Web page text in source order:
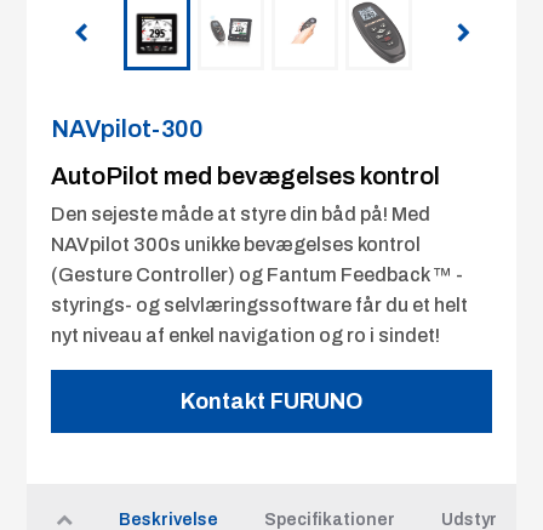
NAVpilot-300
AutoPilot med bevægelses kontrol
Den sejeste måde at styre din båd på! Med
NAVpilot 300s unikke bevægelses kontrol
(Gesture Controller) og Fantum Feedback ™ -
styrings- og selvlæringssoftware får du et helt
nyt niveau af enkel navigation og ro i sindet!
Kontakt FURUNO
Beskrivelse Specifikationer Udstyr